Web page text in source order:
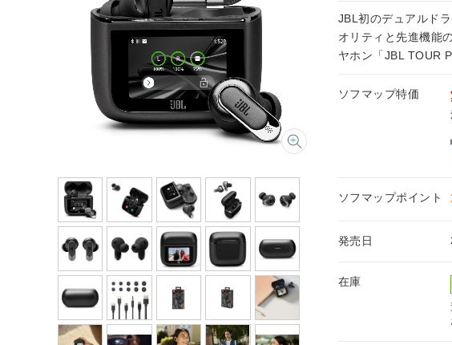
JBL初のデュアルド
オリティと先進機能
ヤホン「JBL TOUR
ソフマップ特価
ソフマップポイント
発売日
在庫